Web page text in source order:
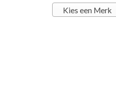
Kies een Merk